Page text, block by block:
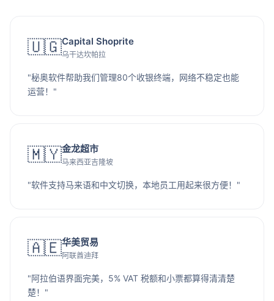
🇺🇬Capital Shoprite
乌干达坎帕拉
"秘奥软件帮助我们管理80个收银终端，网络不稳定也能
运营！"
🇲🇾金龙超市
马来西亚吉隆坡
"软件支持马来语和中文切换，本地员工用起来很方便！"
🇦🇪华美贸易
阿联酋迪拜
"阿拉伯语界面完美，5% VAT 税额和小票都算得清清楚
楚！"